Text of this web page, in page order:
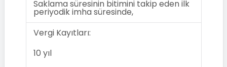
Saklama süresinin bitimini takip eden ilk
periyodik imha süresinde,
Vergi Kayıtları:
10 yıl